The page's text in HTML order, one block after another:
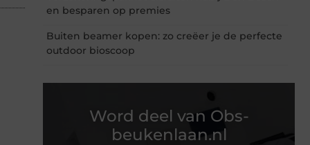
en besparen op premies
Buiten beamer kopen: zo creëer je de perfecte
outdoor bioscoop
Word deel van Obs-
beukenlaan.nl